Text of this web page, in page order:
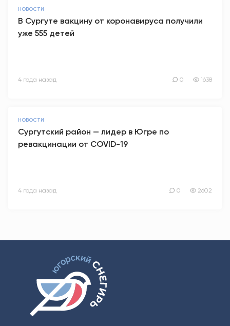
НОВОСТИ
В Сургуте вакцину от коронавируса получили
уже 555 детей
4 года назад 0 1638
НОВОСТИ
Сургутский район — лидер в Югре по
ревакцинации от COVID-19
4 года назад 0 2602